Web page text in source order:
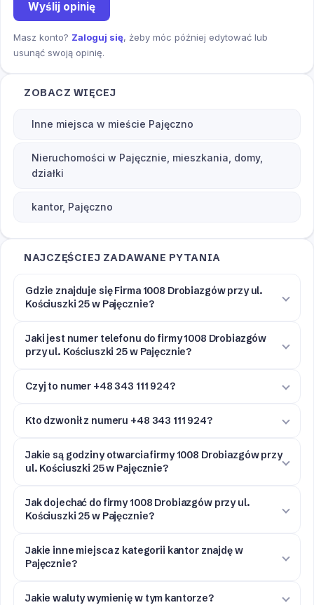
Wyślij opinię
Masz konto? Zaloguj się, żeby móc później edytować lub
usunąć swoją opinię.
ZOBACZ WIĘCEJ
Inne miejsca w mieście Pajęczno
Nieruchomości w Pajęcznie, mieszkania, domy,
działki
kantor, Pajęczno
NAJCZĘŚCIEJ ZADAWANE PYTANIA
Gdzie znajduje się Firma 1008 Drobiazgów przy ul.
Kościuszki 25 w Pajęcznie?
Jaki jest numer telefonu do firmy 1008 Drobiazgów
przy ul. Kościuszki 25 w Pajęcznie?
Czyj to numer +48 343 111 924?
Kto dzwonił z numeru +48 343 111 924?
Jakie są godziny otwarcia firmy 1008 Drobiazgów przy
ul. Kościuszki 25 w Pajęcznie?
Jak dojechać do firmy 1008 Drobiazgów przy ul.
Kościuszki 25 w Pajęcznie?
Jakie inne miejsca z kategorii kantor znajdę w
Pajęcznie?
Jakie waluty wymienię w tym kantorze?